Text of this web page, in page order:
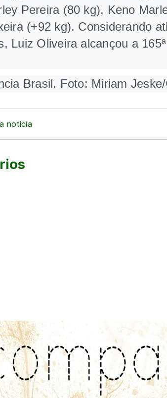
Pereira (80 kg), Keno
(+92 kg). Considerando
Luiz Oliveira alcançou a
Brasil. Foto: Miriam
notícia